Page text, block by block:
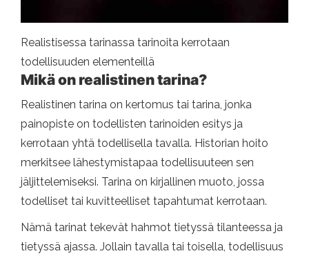
Realistisessa tarinassa tarinoita kerrotaan
todellisuuden elementeillä
Mikä on realistinen tarina?
Realistinen tarina on kertomus tai tarina, jonka
painopiste on todellisten tarinoiden esitys ja
kerrotaan yhtä todellisella tavalla. Historian hoito
merkitsee lähestymistapaa todellisuuteen sen
jäljittelemiseksi. Tarina on kirjallinen muoto, jossa
todelliset tai kuvitteelliset tapahtumat kerrotaan.
Nämä tarinat tekevät hahmot tietyssä tilanteessa ja
tietyssä ajassa. Jollain tavalla tai toisella, todellisuus